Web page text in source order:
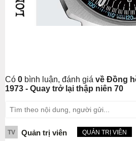
Có 0 bình luận, đánh giá về Đồng
1973 - Quay trở lại thập niên 70
TV Quản trị viên QUẢN TRỊ VIÊN